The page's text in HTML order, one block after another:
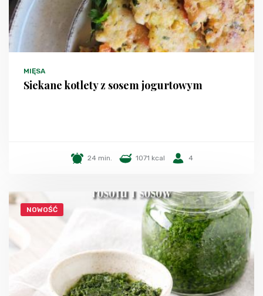
MIĘSA
Siekane kotlety z sosem jogurtowym
24 min. 1071 kcal 4
NOWOŚĆ